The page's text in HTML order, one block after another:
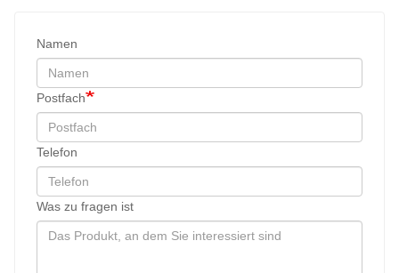
Namen
Postfach
Telefon
Was zu fragen ist